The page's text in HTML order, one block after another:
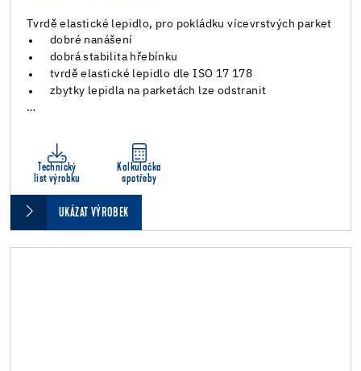
Tvrdě elastické lepidlo, pro pokládku vícevrstvých parket
dobré nanášení
dobrá stabilita hřebínku
tvrdě elastické lepidlo dle ISO 17 178
zbytky lepidla na parketách lze odstranit
…
Technický
list výrobku
Kalkulačka
spotřeby
UKÁZAT VÝROBEK